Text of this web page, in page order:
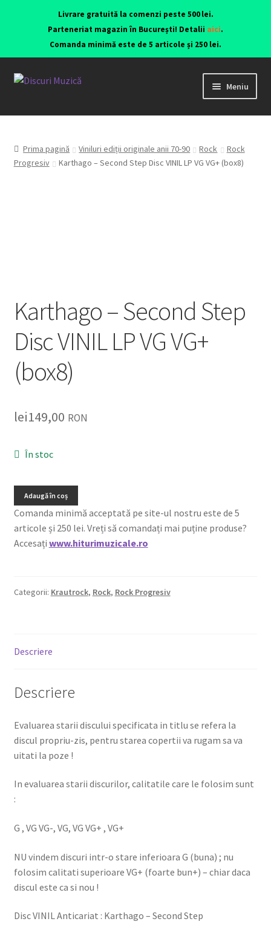
Livrare gratuită la comenzi peste 500 lei.
Parteneriat magazin în București! Detalii aici.
Comanda minimă este de 5 articole și 250 lei.
Meniu
Viniluri ediții originale anii 70-90
CD-uri originale
Oferta lunii
Contul meu
Blog
Prima pagină Viniluri ediții originale anii 70-90 Rock
Rock
Progresiv
Karthago – Second Step Disc VINIL LP VG VG+ (box8)
Karthago – Second Step
Disc VINIL LP VG VG+
(box8)
lei149,00 RON
În stoc
Adaugă în coș
Comanda minimă acceptată pe site-ul nostru este de 5
articole și 250 lei. Vreți să comandați mai puține produse?
Accesați www.hiturimuzicale.ro
Categorii: Krautrock, Rock, Rock Progresiv
Descriere
Descriere
Evaluarea starii discului specificata in titlu se refera la
discul propriu-zis, pentru starea copertii va rugam sa va
uitati la poze !
In evaluarea starii discurilor, calitatile care le folosim sunt
:
G , VG VG-, VG, VG VG+ , VG+
NU vindem discuri intr-o stare inferioara G (buna) ; nu
folosim calitati superioare VG+ (foarte bun+) – chiar daca
discul este ca si nou !
Disc VINIL Anticariat : Karthago – Second Step